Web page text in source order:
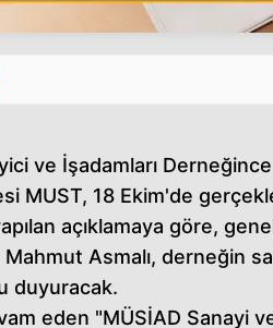
ve İşadamları
MUST, 18 Ekim'de
açıklamaya göre,
Mahmut Asmalı, derneğin
duyuracak.
eden "MÜSİAD